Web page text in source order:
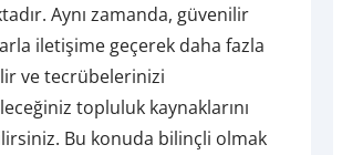
Aynı zamanda, güvenilir
iletişime geçerek daha fazla
ve tecrübelerinizi
topluluk kaynaklarını
Bu konuda bilinçli olmak